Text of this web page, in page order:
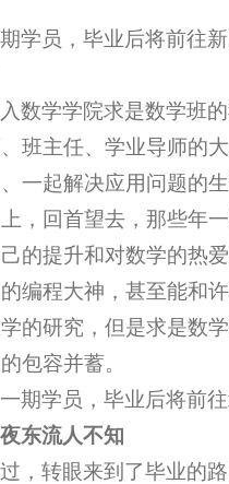
学员，毕业后将前往
数学学院求是数学班
班主任、学业导师的
一起解决应用问题的
，回首望去，那些年
的提升和对数学的热
编程大神，甚至能和
的研究，但是求是数
包容并蓄。
期学员，毕业后将前
东流人不知
，转眼来到了毕业的路